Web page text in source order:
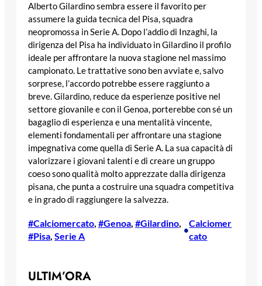
Alberto Gilardino sembra essere il favorito per
assumere la guida tecnica del Pisa, squadra
neopromossa in Serie A. Dopo l’addio di Inzaghi, la
dirigenza del Pisa ha individuato in Gilardino il profilo
ideale per affrontare la nuova stagione nel massimo
campionato. Le trattative sono ben avviate e, salvo
sorprese, l’accordo potrebbe essere raggiunto a
breve. Gilardino, reduce da esperienze positive nel
settore giovanile e con il Genoa, porterebbe con sé un
bagaglio di esperienza e una mentalità vincente,
elementi fondamentali per affrontare una stagione
impegnativa come quella di Serie A. La sua capacità di
valorizzare i giovani talenti e di creare un gruppo
coeso sono qualità molto apprezzate dalla dirigenza
pisana, che punta a costruire una squadra competitiva
e in grado di raggiungere la salvezza.
#Calciomercato, #Genoa, #Gilardino
#Pisa, Serie A
•
Calciomer
cato
ULTIM’ORA